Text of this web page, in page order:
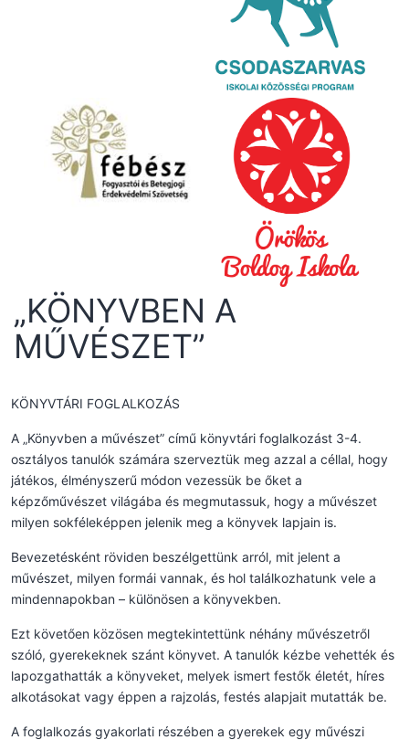
„KÖNYVBEN A
MŰVÉSZET”
KÖNYVTÁRI FOGLALKOZÁS
A „Könyvben a művészet” című könyvtári foglalkozást 3-4.
osztályos tanulók számára szerveztük meg azzal a céllal, hogy
játékos, élményszerű módon vezessük be őket a
képzőművészet világába és megmutassuk, hogy a művészet
milyen sokféleképpen jelenik meg a könyvek lapjain is.
Bevezetésként röviden beszélgettünk arról, mit jelent a
művészet, milyen formái vannak, és hol találkozhatunk vele a
mindennapokban – különösen a könyvekben.
Ezt követően közösen megtekintettünk néhány művészetről
szóló, gyerekeknek szánt könyvet. A tanulók kézbe vehették és
lapozgathatták a könyveket, melyek ismert festők életét, híres
alkotásokat vagy éppen a rajzolás, festés alapjait mutatták be.
A foglalkozás gyakorlati részében a gyerekek egy művészi